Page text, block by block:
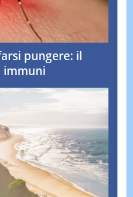
pungere: il
immuni